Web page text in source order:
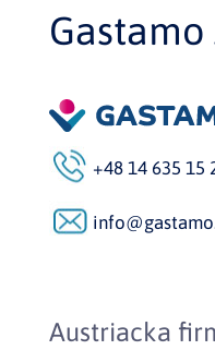
Gastamo
+48 14 635 15
Austriacka